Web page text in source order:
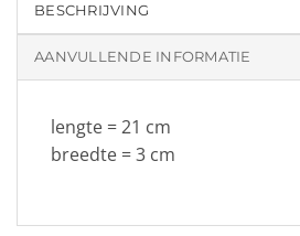
BESCHRIJVING
AANVULLENDE INFORMATIE
lengte = 21 cm
breedte = 3 cm